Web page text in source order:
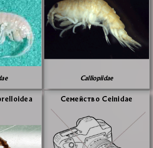
Calliopiidae
Се­мей­ство Ceinidae